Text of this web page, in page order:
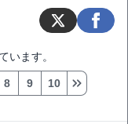
います。
8 9 10